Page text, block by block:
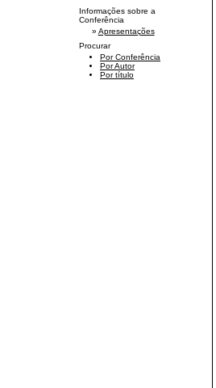
Informações sobre a
Conferência
» Apresentações
Procurar
Por Conferência
Por Autor
Por título